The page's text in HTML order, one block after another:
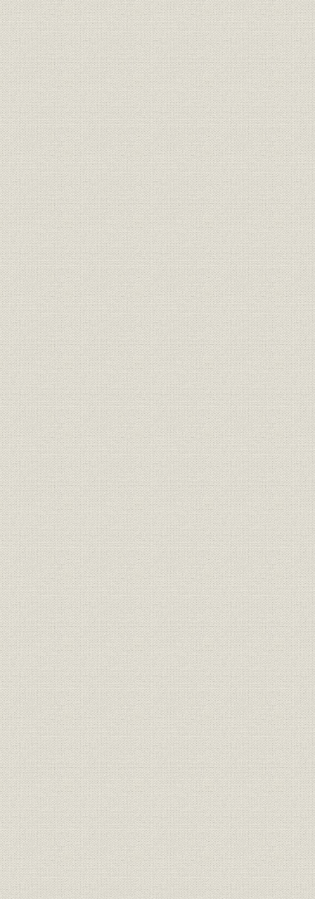
事業所;貯蓄 連絡員詰所の預金実績の推移
昭和31年
32年
事業所 創立当初の支店増設計画書
昭和27年
年(1958年
人口
[茨城県の]人口および世帯数の推
移
昭和41年
(1974年)
倒産 全国倒産件数の推移
昭和48年
年度(1978
金利
当行の平均貸出金利・預金金利
の推移
昭和51年
年(1979年
社歌 コラム 行歌の制定 [昭和57年
産業;事業所 新規立地工場の全国順位
昭和60年
(1988年)
農産物 青果物の銘柄産地
昭和57年
(1992年)
金利;貯蓄
預金金利自由化の推移と当行の
対応
昭和54年
(2003年)3
制服 女子制服の変遷
昭和45年
(1993年)夏
役員
会長・頭取列伝 3 第4代頭取 渡
辺幸男(第4代会長)、第5代頭取
亀井謙二(第5代会長)
経済政策
バブル崩壊後の主な緊急経済対
策
平成4年
(2002年)
設備 当行設置の現金自動設備
平成5年
(2002年)
商品
[懸賞金付定期預金の]1ユニット
あたりの懸賞金内訳
平成10年
経営
アウトソーシング決定から稼働
までの概要
平成10年
(2000年)5
役員
会長・頭取列伝 4 第6代頭取 船
岡正道(第6代会長)、第7代頭取
草間卓(第7代会長)
従業員;人事 退職者種類別一覧
平成11年
年度(2002
経営政策 経営改善策の概要
平成10年
(2000年)3
社会貢献 助成給付社会福祉法人一覧
平成6年
(2002年)
国土開発;都市開発 県内沿線開発プロジェクト
[平成14年
(2003年)頃]
物流 重要港湾の現況
昭和38年
(2002年)